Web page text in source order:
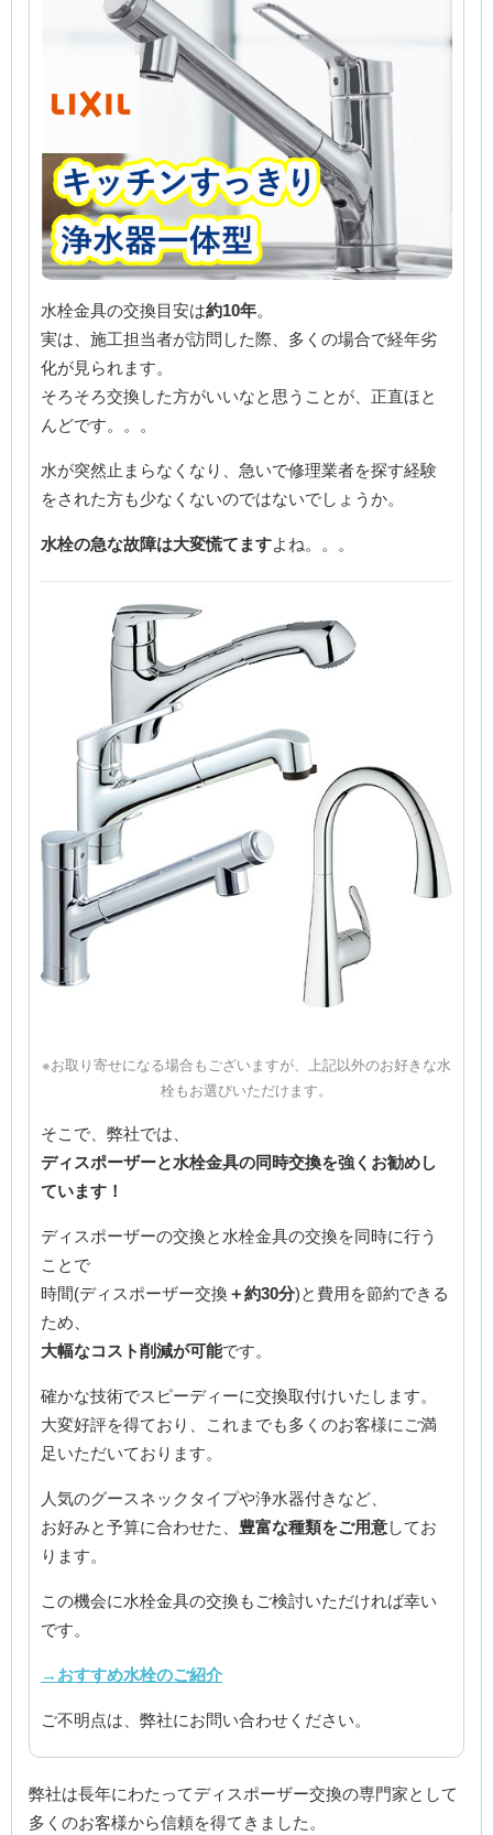
水栓金具の交換目安は約10年。
実は、施工担当者が訪問した際、多くの場合で経年劣
化が見られます。
そろそろ交換した方がいいなと思うことが、正直ほと
んどです。。。
水が突然止まらなくなり、急いで修理業者を探す経験
をされた方も少なくないのではないでしょうか。
水栓の急な故障は大変慌てますよね。。。
※お取り寄せになる場合もございますが、上記以外のお好きな水
栓もお選びいただけます。
そこで、弊社では、
ディスポーザーと水栓金具の同時交換を強くお勧めし
ています！
ディスポーザーの交換と水栓金具の交換を同時に行う
ことで
時間(ディスポーザー交換＋約30分)と費用を節約できる
ため、
大幅なコスト削減が可能です。
確かな技術でスピーディーに交換取付けいたします。
大変好評を得ており、これまでも多くのお客様にご満
足いただいております。
人気のグースネックタイプや浄水器付きなど、
お好みと予算に合わせた、 豊富な種類をご用意してお
ります。
この機会に水栓金具の交換もご検討いただければ幸い
です。
→おすすめ水栓のご紹介
ご不明点は、弊社にお問い合わせください。
弊社は長年にわたってディスポーザー交換の専門家として
多くのお客様から信頼を得てきました。